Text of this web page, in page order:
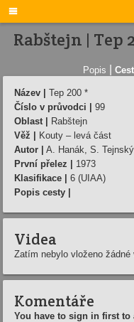

Rabštejn | Tep
Popis
Název |
Tep 200 *
Číslo v průvodci |
99
Oblast |
Rabštejn
Věž |
Kouty – levá část
Autor |
A. Hanák, S. Tejnský
První přelez |
1973
Klasifikace |
6 (UIAA)
Popis cesty |
Videa
Zatím nebylo vloženo žádné
Komentáře
You have to sign in first to